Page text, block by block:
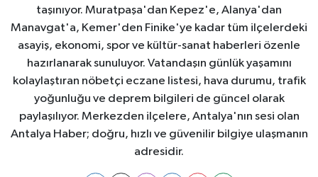
taşınıyor. Muratpaşa'dan Kepez'e, Alanya'dan
Manavgat'a, Kemer'den Finike'ye kadar tüm ilçelerdeki
asayiş, ekonomi, spor ve kültür-sanat haberleri özenle
hazırlanarak sunuluyor. Vatandaşın günlük yaşamını
kolaylaştıran nöbetçi eczane listesi, hava durumu, trafik
yoğunluğu ve deprem bilgileri de güncel olarak
paylaşılıyor. Merkezden ilçelere, Antalya'nın sesi olan
Antalya Haber; doğru, hızlı ve güvenilir bilgiye ulaşmanın
adresidir.